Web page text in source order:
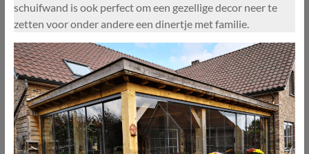
schuifwand is ook perfect om een gezellige decor neer te
zetten voor onder andere een dinertje met familie.